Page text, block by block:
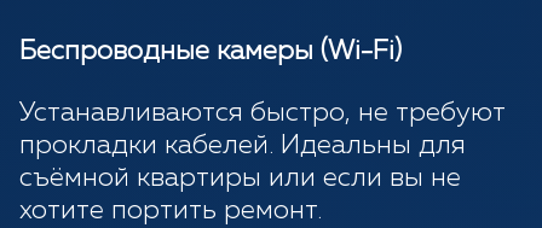
Беспроводные камеры (Wi-Fi)
Устанавливаются быстро, не требуют
прокладки кабелей. Идеальны для
съёмной квартиры или если вы не
хотите портить ремонт.